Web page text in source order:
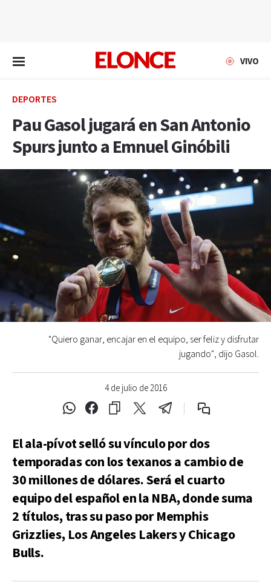
VIVO
DEPORTES
Pau Gasol jugará en San Antonio
Spurs junto a Emnuel Ginóbili
4 de julio de 2016
"Quiero ganar, encajar en el equipo, ser feliz y disfrutar
jugando", dijo Gasol.
El ala-pívot selló su vínculo por dos
temporadas con los texanos a cambio de
30 millones de dólares. Será el cuarto
equipo del español en la NBA, donde suma
2 títulos, tras su paso por Memphis
Grizzlies, Los Angeles Lakers y Chicago
Bulls.